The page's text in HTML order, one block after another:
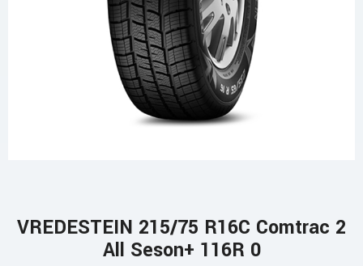
VREDESTEIN 215/75 R16C Comtrac 2
All Seson+ 116R 0